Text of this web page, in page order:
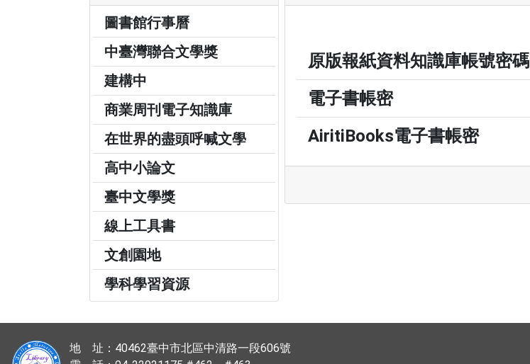
圖書館行事曆
中臺灣聯合文學獎
建構中
商業周刊電子知識庫
在世界的盡頭呼喊文學
高中小論文
臺中文學獎
線上工具書
文創園地
學科學習資源
原版報紙資料知識庫帳號密碼
電子書帳密
AiritiBooks電子書帳密
地 址：40462臺中市北區中清路一段606號